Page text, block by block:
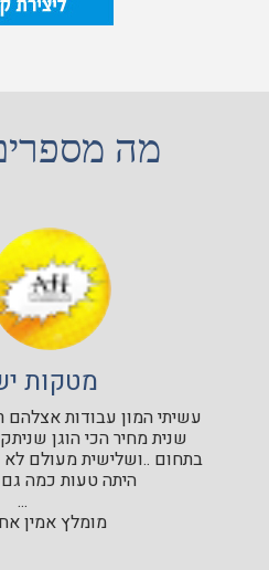
מה
מטקות
עשיתי המון עבודות
שנית מחיר הכי הוגן
בתחום ..ושלישית מעולם
היתה טעות כמה
...
מומלץ אמין